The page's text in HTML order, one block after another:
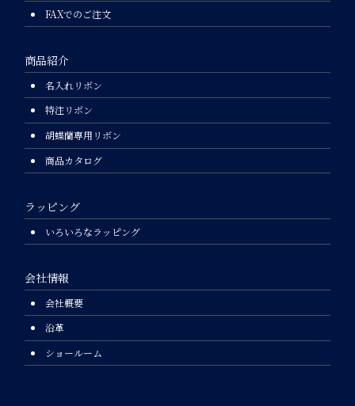
FAXでのご注文
商品紹介
名入れリボン
特注リボン
胡蝶蘭専用リボン
商品カタログ
ラッピング
いろいろなラッピング
会社情報
会社概要
沿革
ショールーム